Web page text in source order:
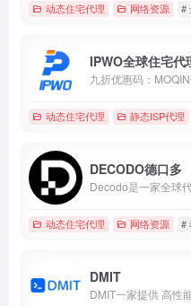
动态住宅代理 网络资源 #
IPWO全球住宅代
动态住宅代理 静态ISP代理
DECODO德口多
动态住宅代理 网络资源 #
DMIT